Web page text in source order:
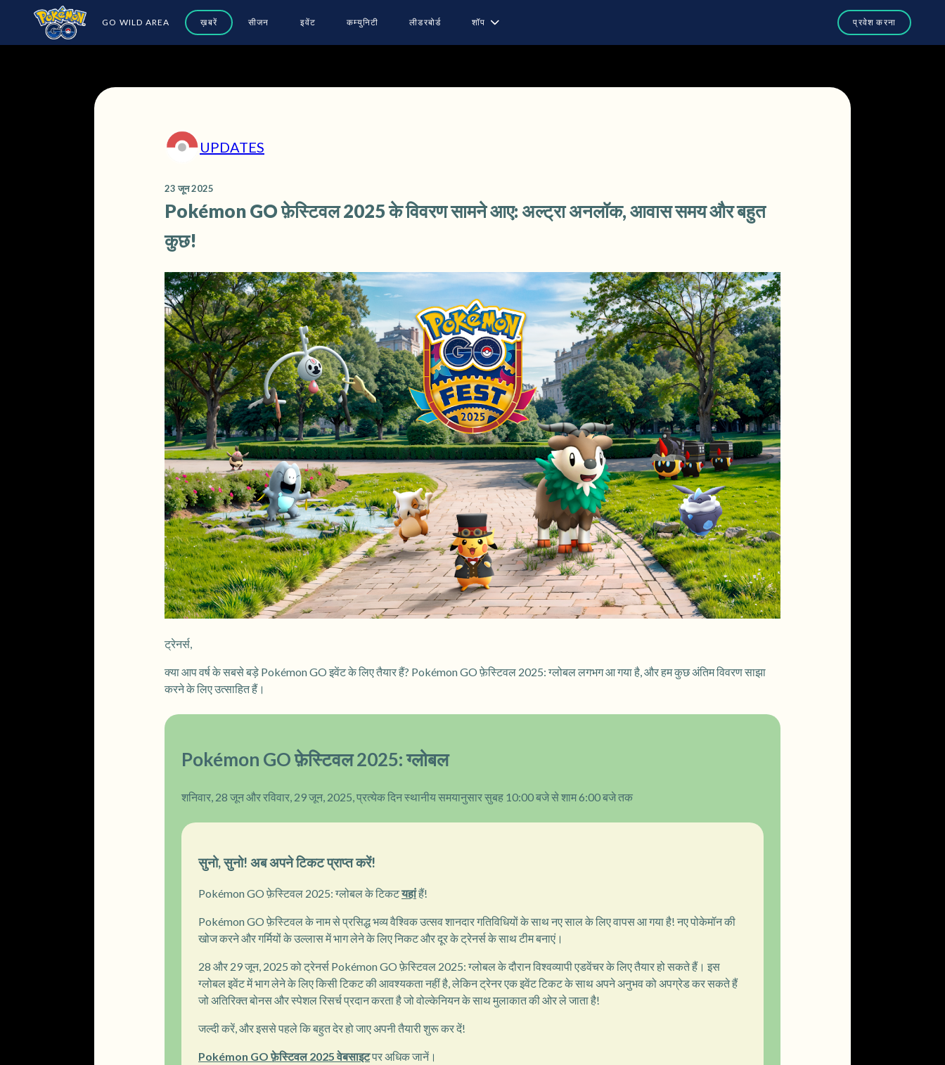
GO WILD AREA ख़बरें सीजन इवेंट कम्युनिटी लीडरबोर्ड शॉप
UPDATES
23 जून 2025
Pokémon GO फ़ेस्टिवल 2025 के विवरण सामने आए: अल्ट्रा अनलॉक, आवास समय और बहुत
कुछ!
ट्रेनर्स,
क्या आप वर्ष के सबसे बड़े Pokémon GO इवेंट के लिए तैयार हैं? Pokémon GO फ़ेस्टिवल 2025: ग्लोबल लगभग आ गया है, और हम कुछ अंतिम विवरण साझा
करने के लिए उत्साहित हैं।
Pokémon GO फ़ेस्टिवल 2025: ग्लोबल
शनिवार, 28 जून और रविवार, 29 जून, 2025, प्रत्येक दिन स्थानीय समयानुसार सुबह 10:00 बजे से शाम 6:00 बजे तक
सुनो, सुनो! अब अपने टिकट प्राप्त करें!
Pokémon GO फ़ेस्टिवल 2025: ग्लोबल के टिकटयहांहैं!
Pokémon GO फ़ेस्टिवल के नाम से प्रसिद्ध भव्य वैश्विक उत्सव शानदार गतिविधियों के साथ नए साल के लिए वापस आ गया है! नए पोकेमॉन की
खोज करने और गर्मियों के उल्लास में भाग लेने के लिए निकट और दूर के ट्रेनर्स के साथ टीम बनाएं।
28 और 29 जून, 2025 को ट्रेनर्स Pokémon GO फ़ेस्टिवल 2025: ग्लोबल के दौरान विश्वव्यापी एडवेंचर के लिए तैयार हो सकते हैं। इस
ग्लोबल इवेंट में भाग लेने के लिए किसी टिकट की आवश्यकता नहीं है, लेकिन ट्रेनर एक इवेंट टिकट के साथ अपने अनुभव को अपग्रेड कर सकते हैं
जो अतिरिक्त बोनस और स्पेशल रिसर्च प्रदान करता है जो वोल्केनियन के साथ मुलाकात की ओर ले जाता है!
जल्दी करें, और इससे पहले कि बहुत देर हो जाए अपनी तैयारी शुरू कर दें!
Pokémon GO फ़ेस्टिवल 2025 वेबसाइटपर अधिक जानें।